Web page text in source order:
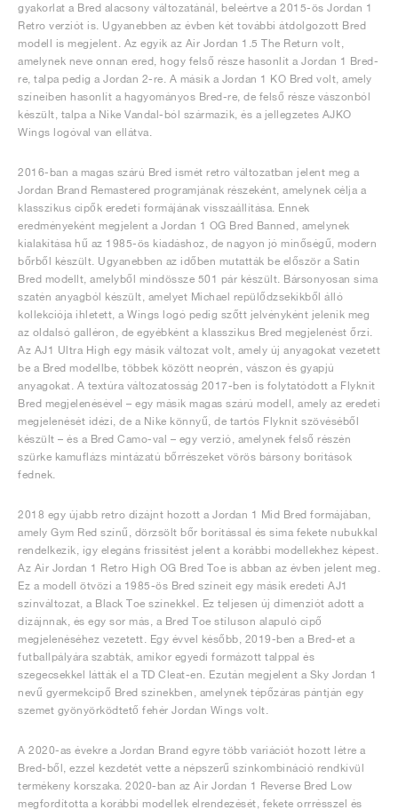
gyakorlat a Bred alacsony változatánál, beleértve a 2015-ös Jordan 1
Retro verziót is. Ugyanebben az évben két további átdolgozott Bred
modell is megjelent. Az egyik az Air Jordan 1.5 The Return volt,
amelynek neve onnan ered, hogy felső része hasonlít a Jordan 1 Bred-
re, talpa pedig a Jordan 2-re. A másik a Jordan 1 KO Bred volt, amely
színeiben hasonlít a hagyományos Bred-re, de felső része vászonból
készült, talpa a Nike Vandal-ból származik, és a jellegzetes AJKO
Wings logóval van ellátva.
2016-ban a magas szárú Bred ismét retro változatban jelent meg a
Jordan Brand Remastered programjának részeként, amelynek célja a
klasszikus cipők eredeti formájának visszaállítása. Ennek
eredményeként megjelent a Jordan 1 OG Bred Banned, amelynek
kialakítása hű az 1985-ös kiadáshoz, de nagyon jó minőségű, modern
bőrből készült. Ugyanebben az időben mutatták be először a Satin
Bred modellt, amelyből mindössze 501 pár készült. Bársonyosan sima
szatén anyagból készült, amelyet Michael repülődzsekikből álló
kollekciója ihletett, a Wings logó pedig szőtt jelvényként jelenik meg
az oldalsó galléron, de egyébként a klasszikus Bred megjelenést őrzi.
Az AJ1 Ultra High egy másik változat volt, amely új anyagokat vezetett
be a Bred modellbe, többek között neoprén, vászon és gyapjú
anyagokat. A textúra változatosság 2017-ben is folytatódott a Flyknit
Bred megjelenésével – egy másik magas szárú modell, amely az eredeti
megjelenését idézi, de a Nike könnyű, de tartós Flyknit szövéséből
készült – és a Bred Camo-val – egy verzió, amelynek felső részén
szürke kamuflázs mintázatú bőrrészeket vörös bársony borítások
fednek.
2018 egy újabb retro dizájnt hozott a Jordan 1 Mid Bred formájában,
amely Gym Red színű, dörzsölt bőr borítással és sima fekete nubukkal
rendelkezik, így elegáns frissítést jelent a korábbi modellekhez képest.
Az Air Jordan 1 Retro High OG Bred Toe is abban az évben jelent meg.
Ez a modell ötvözi a 1985-ös Bred színeit egy másik eredeti AJ1
színváltozat, a Black Toe színekkel. Ez teljesen új dimenziót adott a
dizájnnak, és egy sor más, a Bred Toe stíluson alapuló cipő
megjelenéséhez vezetett. Egy évvel később, 2019-ben a Bred-et a
futballpályára szabták, amikor egyedi formázott talppal és
szegecsekkel látták el a TD Cleat-en. Ezután megjelent a Sky Jordan 1
nevű gyermekcipő Bred színekben, amelynek tépőzáras pántján egy
szemet gyönyörködtető fehér Jordan Wings volt.
A 2020-as évekre a Jordan Brand egyre több variációt hozott létre a
Bred-ből, ezzel kezdetét vette a népszerű színkombináció rendkívül
termékeny korszaka. 2020-ban az Air Jordan 1 Reverse Bred Low
megfordította a korábbi modellek elrendezését, fekete orrrésszel és